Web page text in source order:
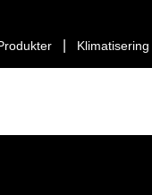
Klimatisering